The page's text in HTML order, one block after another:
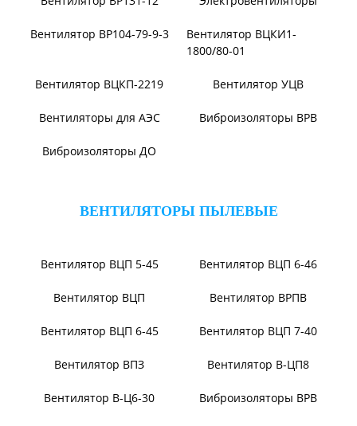
Вентилятор ВВД Вентилятор АВД 3,5
1800/80-01